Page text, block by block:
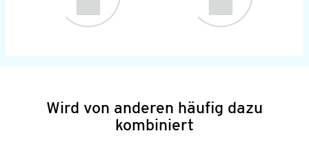
Wird von anderen häufig dazu
kombiniert